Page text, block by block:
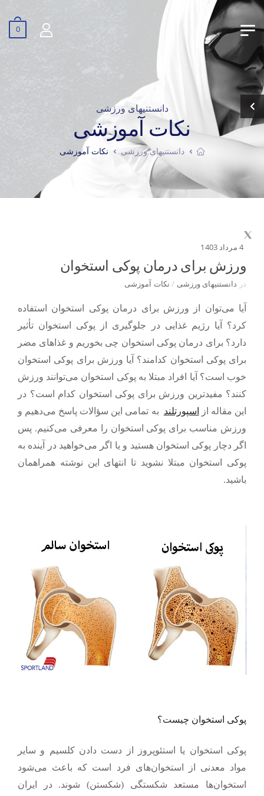
0
دانستنیهای ورزشی
نکات آموزشی
دانستنیهای ورزشی نکات آموزشی
4 مرداد 1403
ورزش برای درمان پوکی استخوان
در دانستنیهای ورزشی / نکات آموزشی
آیا می‌توان از ورزش برای درمان پوکی استخوان استفاده
کرد؟ آیا رژیم غذایی در جلوگیری از پوکی استخوان تأثیر
دارد؟ برای درمان پوکی استخوان چی بخوریم و غذاهای مضر
برای پوکی استخوان کدامند؟ آیا ورزش برای پوکی استخوان
خوب است؟ آیا افراد مبتلا به پوکی استخوان می‌توانند ورزش
کنند؟ مفیدترین ورزش برای پوکی استخوان کدام است؟ در
این مقاله از
اسپورتلند به تمامی این سؤالات پاسخ می‌دهیم و
ورزش مناسب برای پوکی استخوان را معرفی می‌کنیم. پس
اگر دچار پوکی استخوان هستید و یا اگر می‌خواهید در آینده به
پوکی استخوان مبتلا نشوید تا انتهای این نوشته همراهمان
باشید.
پوکی استخوان چیست؟
پوکی استخوان یا استئوپروز از دست دادن کلسیم و سایر
مواد معدنی از استخوان‌های فرد است که باعث می‌شود
استخوان‌ها مستعد شکستگی (شکستن) شوند. در ایران